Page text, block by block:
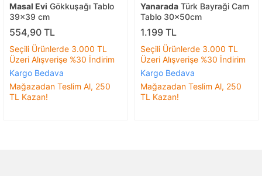
Masal Evi Gökkuşağı Tablo
39x39 cm
554,90 TL
Seçili Ürünlerde 3.000 TL
Üzeri Alışverişe %30 İndirim
Kargo Bedava
Mağazadan Teslim Al, 250
TL Kazan!
Yanarada Türk Bayraği Cam
Tablo 30x50cm
1.199 TL
Seçili Ürünlerde 3.000 TL
Üzeri Alışverişe %30 İndirim
Kargo Bedava
Mağazadan Teslim Al, 250
TL Kazan!